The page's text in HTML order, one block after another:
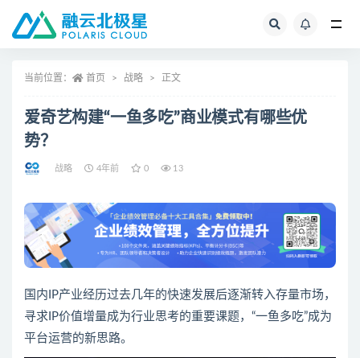
当前位置： 首页 战略 正文
爱奇艺构建“一鱼多吃”商业模式有哪些优
势？
战略 4年前 0 13
国内IP产业经历过去几年的快速发展后逐渐转入存量市场，
寻求IP价值增量成为行业思考的重要课题，“一鱼多吃”成为
平台运营的新思路。